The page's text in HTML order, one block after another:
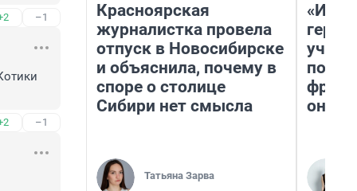
–1
–1
Красноярская
журналистка провела
отпуск в Новосибирске
и объяснила, почему в
споре о столице
Сибири нет смысла
Татьяна Зарва
учит
она